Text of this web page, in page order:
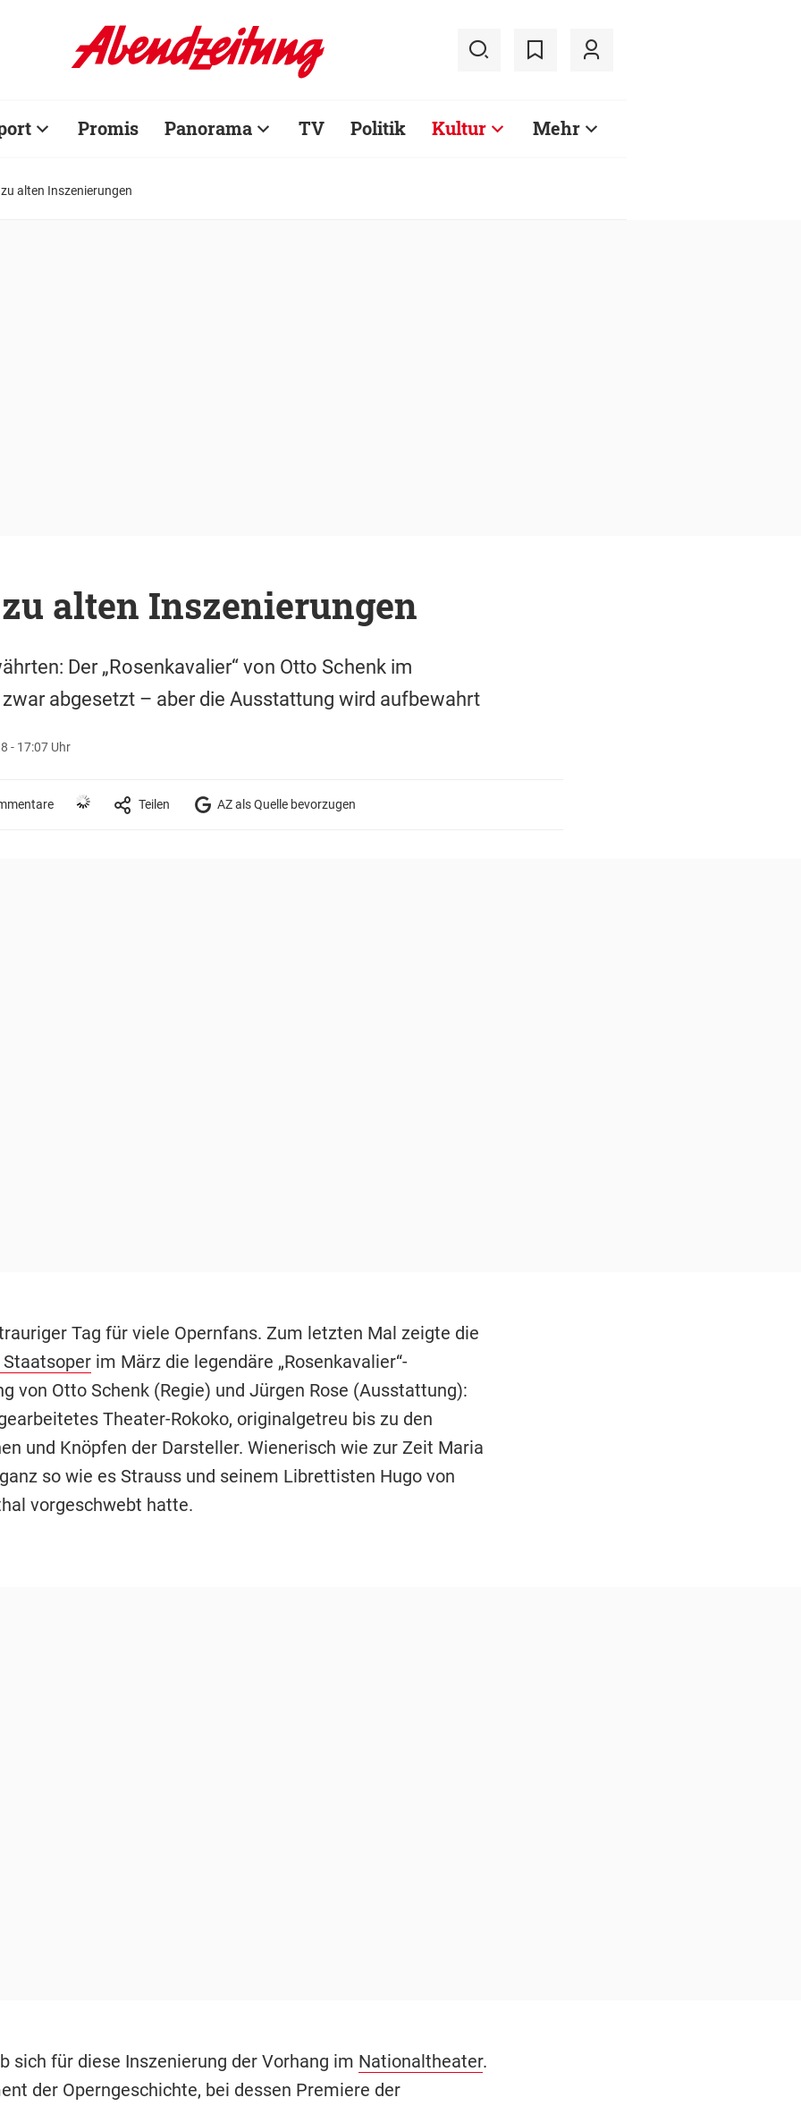
Promis Panorama TV Politik Kultur Mehr
zu alten Inszenierungen
alten Inszenierungen
Der „Rosenkavalier“ von Otto Schenk im
abgesetzt – aber die Ausstattung wird aufbewahrt
- 17:07 Uhr
Teilen AZ als Quelle bevorzugen
Tag für viele Opernfans. Zum letzten Mal zeigte die
im März die legendäre „Rosenkavalier“-
von Otto Schenk (Regie) und Jürgen Rose (Ausstattung):
Theater-Rokoko, originalgetreu bis zu den
und Knöpfen der Darsteller. Wienerisch wie zur Zeit Maria
so wie es Strauss und seinem Librettisten Hugo von
vorgeschwebt hatte.
sich für diese Inszenierung der Vorhang im Nationaltheater.
der Operngeschichte, bei dessen Premiere der